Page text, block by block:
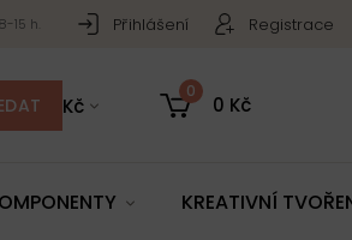
15 h. Přihlášení Registrace
Kč
0
0 Kč
KREATIVNÍ